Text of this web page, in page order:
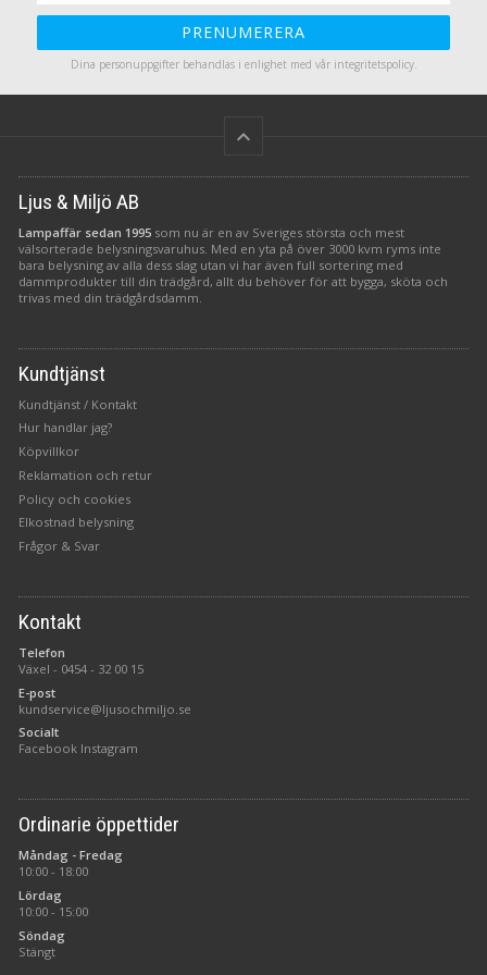
PRENUMERERA
Dina personuppgifter behandlas i enlighet med vår integritetspolicy.
keyboard_arrow_up
Ljus & Miljö AB
Lampaffär sedan 1995 som nu är en av Sveriges största och mest
välsorterade belysningsvaruhus. Med en yta på över 3000 kvm ryms inte
bara belysning av alla dess slag utan vi har även full sortering med
dammprodukter till din trädgård, allt du behöver för att bygga, sköta och
trivas med din trädgårdsdamm.
Kundtjänst
Kundtjänst / Kontakt
Hur handlar jag?
Köpvillkor
Reklamation och retur
Policy och cookies
Elkostnad belysning
Frågor & Svar
Kontakt
Telefon
Växel - 0454 - 32 00 15
E-post
kundservice@ljusochmiljo.se
Socialt
Facebook Instagram
Ordinarie öppettider
Måndag - Fredag
10:00 - 18:00
Lördag
10:00 - 15:00
Söndag
Stängt